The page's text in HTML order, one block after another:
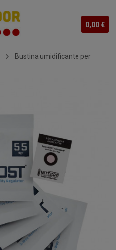
0,00 €
Bustina umidificante per